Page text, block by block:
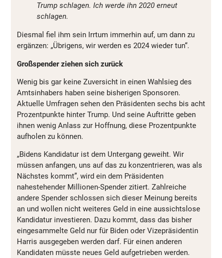
Trump schlagen. Ich werde ihn 2020 erneut
schlagen.
Diesmal fiel ihm sein Irrtum immerhin auf, um dann zu
ergänzen: „Übrigens, wir werden es 2024 wieder tun“.
Großspender ziehen sich zurück
Wenig bis gar keine Zuversicht in einen Wahlsieg des
Amtsinhabers haben seine bisherigen Sponsoren.
Aktuelle Umfragen sehen den Präsidenten sechs bis acht
Prozentpunkte hinter Trump. Und seine Auftritte geben
ihnen wenig Anlass zur Hoffnung, diese Prozentpunkte
aufholen zu können.
„Bidens Kandidatur ist dem Untergang geweiht. Wir
müssen anfangen, uns auf das zu konzentrieren, was als
Nächstes kommt”, wird ein dem Präsidenten
nahestehender Millionen-Spender zitiert. Zahlreiche
andere Spender schlossen sich dieser Meinung bereits
an und wollen nicht weiteres Geld in eine aussichtslose
Kandidatur investieren. Dazu kommt, dass das bisher
eingesammelte Geld nur für Biden oder Vizepräsidentin
Harris ausgegeben werden darf. Für einen anderen
Kandidaten müsste neues Geld aufgetrieben werden.